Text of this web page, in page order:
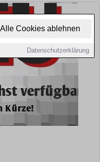
Alle Cookies ablehnen
Datenschutzerklärung